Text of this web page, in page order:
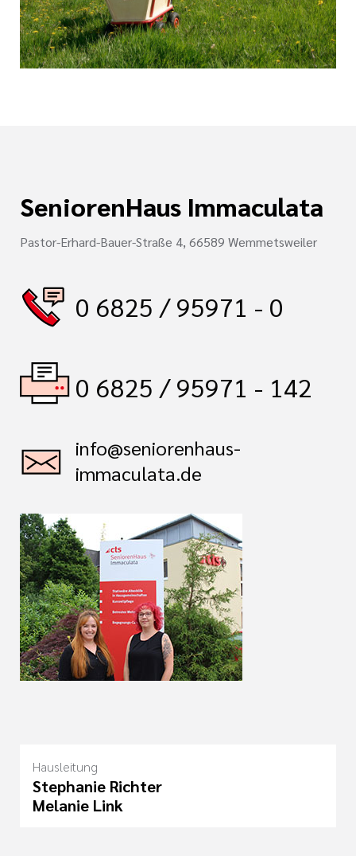
der cts
SeniorenHaus Immaculata
Pastor-Erhard-Bauer-Straße 4, 66589 Wemmetsweiler
0 6825 / 95971 - 0
0 6825 / 95971 - 142
info@seniorenhaus-
immaculata.de
Hausleitung
Stephanie Richter
Melanie Link